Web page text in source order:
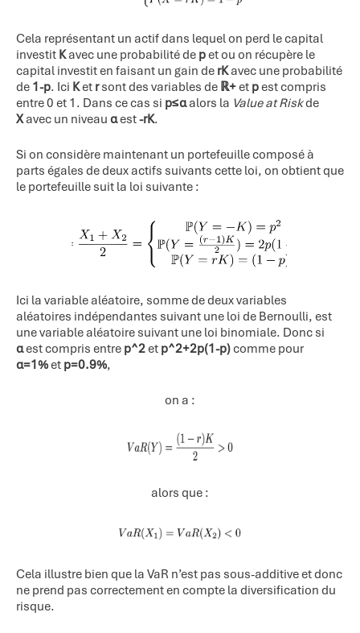
Cela représentant un actif dans lequel on perd le capital
investit Kavec une probabilité de pet ou on récupère le
capital investit en faisant un gain de rKavec une probabilité
de 1-p. Ici Ket r sont des variables de ℝ+et pest compris
entre 0 et 1. Dans ce cas si p≤αalors la Value at Riskde
X avec un niveau αest-rK.
Si on considère maintenant un portefeuille composé à
parts égales de deux actifs suivants cette loi, on obtient que
le portefeuille suit la loi suivante :
Ici la variable aléatoire, somme de deux variables
aléatoires indépendantes suivant une loi de Bernoulli, est
une variable aléatoire suivant une loi binomiale. Donc si
αest compris entre p^2et p^2+2p(1-p)comme pour
α=1%et p=0.9%,
on a :
alors que :
Cela illustre bien que la VaR n’est pas sous-additive et donc
ne prend pas correctement en compte la diversification du
risque.